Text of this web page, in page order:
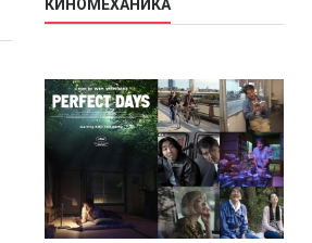
КИНОМЕХАНИКА